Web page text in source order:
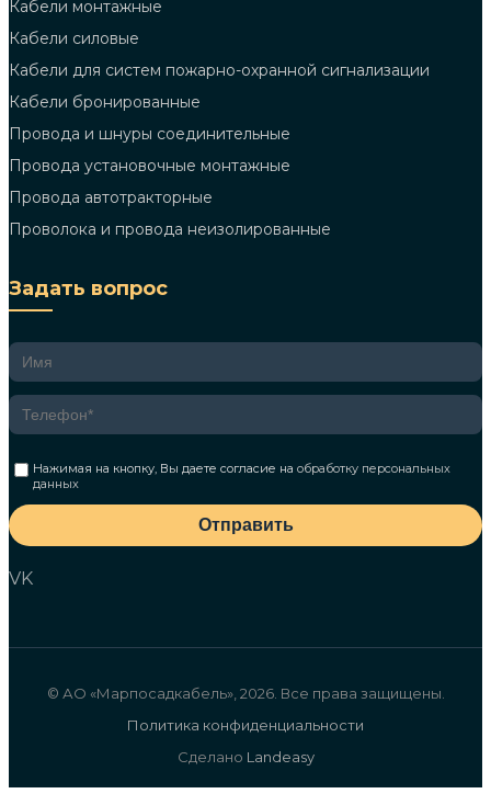
Кабели монтажные
Кабели силовые
Кабели для систем пожарно-охранной сигнализации
Кабели бронированные
Провода и шнуры соединительные
Провода установочные монтажные
Провода автотракторные
Проволока и провода неизолированные
Задать вопрос
Нажимая на кнопку, Вы даете согласие наобработку персональных
данных
Отправить
VK
© АО «Марпосадкабель», 2026. Все права защищены.
Политика конфиденциальности
Сделано Landeasy